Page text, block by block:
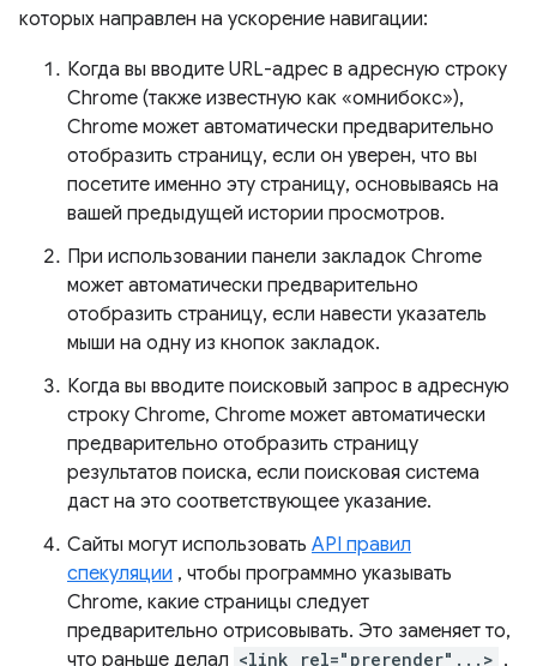
которых направлен на ускорение навигации:
Когда вы вводите URL-адрес в адресную строку
Chrome (также известную как «омнибокс»),
Chrome может автоматически предварительно
отобразить страницу, если он уверен, что вы
посетите именно эту страницу, основываясь на
вашей предыдущей истории просмотров.
При использовании панели закладок Chrome
может автоматически предварительно
отобразить страницу, если навести указатель
мыши на одну из кнопок закладок.
Когда вы вводите поисковый запрос в адресную
строку Chrome, Chrome может автоматически
предварительно отобразить страницу
результатов поиска, если поисковая система
даст на это соответствующее указание.
Сайты могут использовать API правил
спекуляции , чтобы программно указывать
Chrome, какие страницы следует
предварительно отрисовывать. Это заменяет то,
что раньше делал <link rel="prerender"...> ,